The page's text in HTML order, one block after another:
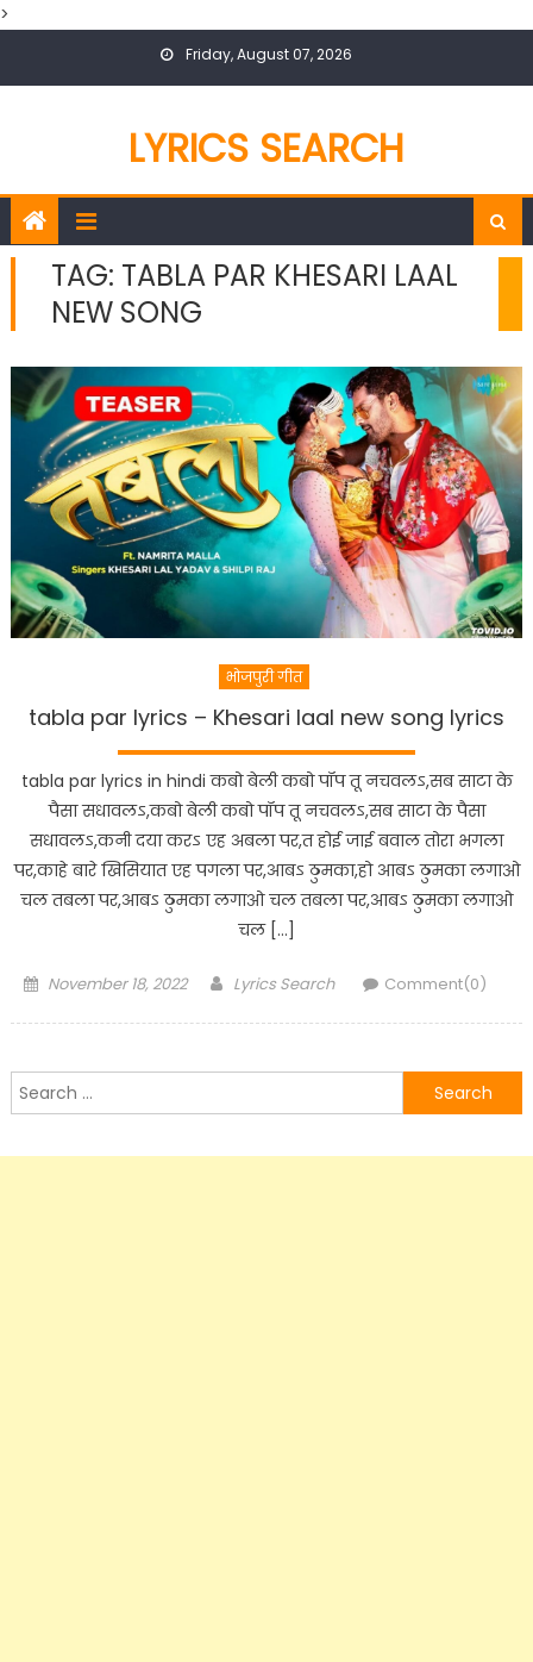
>
Friday, August 07, 2026
LYRICS SEARCH
TAG: TABLA PAR KHESARI LAAL
NEW SONG
भोजपुरी गीत
tabla par lyrics – Khesari laal new song lyrics
tabla par lyrics in hindi कबो बेली कबो पॉप तू नचवलऽ,सब साटा के
पैसा सधावलऽ,कबो बेली कबो पॉप तू नचवलऽ,सब साटा के पैसा
सधावलऽ,कनी दया करऽ एह अबला पर,त होई जाई बवाल तोरा भगला
पर,काहे बारे खिसियात एह पगला पर,आबऽ ठुमका,हो आबऽ ठुमका लगाओ
चल तबला पर,आबऽ ठुमका लगाओ चल तबला पर,आबऽ ठुमका लगाओ
चल […]
Posted
November 18, 2022 Author
Lyrics Search Comment(0)
Search
for: